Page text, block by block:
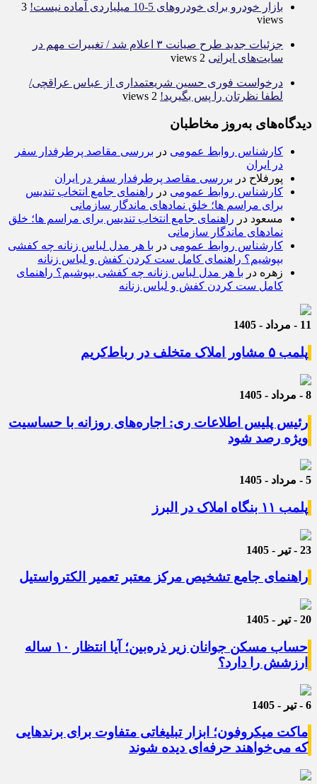
بازار خودرو برای خودروهای 5-10 میلیاردی آماده نیست!
3
views
جزئیات جدید طرح صیانت ۳ اعلام شد / تغییرات مهم در
سایت‌های ایرانی 2 views
درخواست فوری حسین شریعتمداری از عباس عراقچی/
لطفا نظرتان را پس بگیرید! 2 views
دیدگاه‌های به‌روز مخاطبان
کارشناس روابط عمومی در بررسی مقاصد پرطرفدار سفر
در ایران
پورفلاح در بررسی مقاصد پرطرفدار سفر در ایران
کارشناس روابط عمومی در راهنمای جامع انتخاب تندیس
برای مراسم ها؛ خلق نمادهای ماندگار سازمانی
مسعود در راهنمای جامع انتخاب تندیس برای مراسم ها؛ خلق
نمادهای ماندگار سازمانی
کارشناس روابط عمومی در با هر مدل لباس زنانه چه کفشی
بپوشیم؟ راهنمای کامل ست کردن کفش و لباس زنانه
زهره در با هر مدل لباس زنانه چه کفشی بپوشیم؟ راهنمای
کامل ست کردن کفش و لباس زنانه
11 - مرداد - 1405
پلمب ۵ مشاور املاک متخلف در رباط‌کریم
8 - مرداد - 1405
رئیس پلیس اطلاعات ری: اجاره‌های روزانه با حساسیت
ویژه رصد شود
5 - مرداد - 1405
پلمب ۱۱ بنگاه املاک در البرز
23 - تیر - 1405
راهنمای جامع تشخیص مرکز معتبر تعمیر الکترواستیل
20 - تیر - 1405
حساب مسکن جوانان زیر ذره‌بین؛ آیا انتظار ۱۰ ساله
ارزشش را دارد؟
6 - تیر - 1405
ماکت میکروفون؛ ابزار تبلیغاتی متفاوت برای برندهایی
که می‌خواهند حرفه‌ای دیده شوند